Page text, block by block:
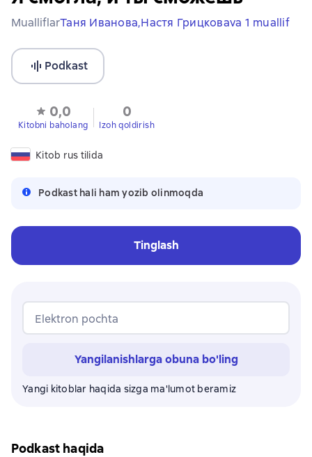
MualliflarТаня Иванова,Настя Грицковаva 1 muallif
Podkast
0,0
Kitobni baholang
0
Izoh qoldirish
Kitob rus tilida
Podkast hali ham yozib olinmoqda
Tinglash
Elektron pochta
Yangilanishlarga obuna bo'ling
Yangi kitoblar haqida sizga ma'lumot beramiz
Podkast haqida